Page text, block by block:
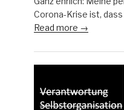
Corona-Krise ist,
Read more →